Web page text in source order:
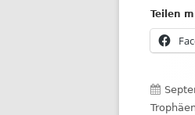
Teilen
am